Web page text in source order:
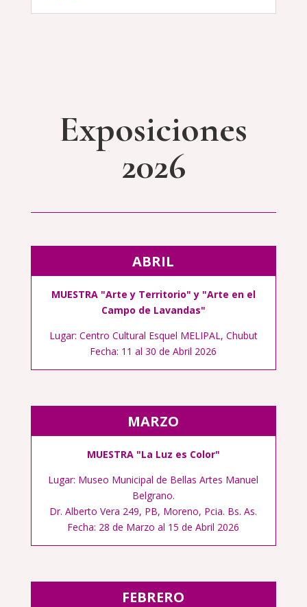
Exposiciones
2026
ABRIL
MUESTRA "Arte y Territorio" y "Arte en el
Campo de Lavandas"
Lugar: Centro Cultural Esquel MELIPAL, Chubut
Fecha: 11 al 30 de Abril 2026
MARZO
MUESTRA "La Luz es Color"
Lugar: Museo Municipal de Bellas Artes Manuel
Belgrano.
Dr. Alberto Vera 249, PB, Moreno, Pcia. Bs. As.
Fecha: 28 de Marzo al 15 de Abril 2026
FEBRERO